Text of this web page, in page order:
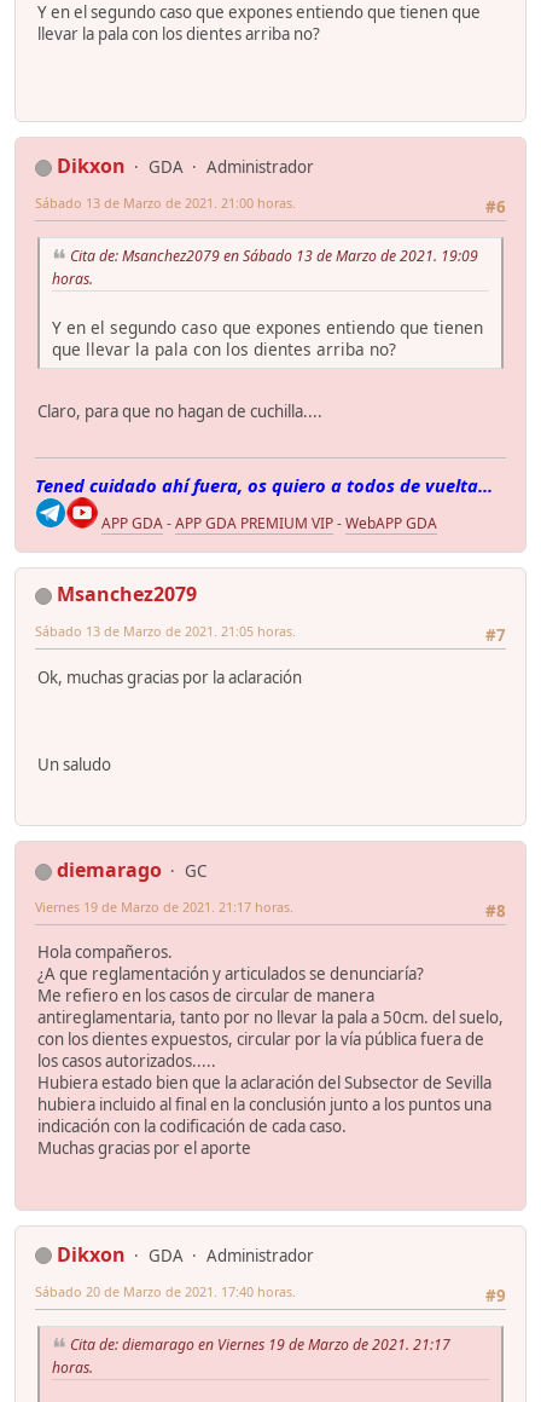
Y en el segundo caso que expones entiendo que tienen que
llevar la pala con los dientes arriba no?
Dikxon GDA
Administrador
#6
Sábado 13 de Marzo de 2021. 21:00 horas.
Cita de: Msanchez2079 en Sábado 13 de Marzo de 2021. 19:09
horas.
Y en el segundo caso que expones entiendo que tienen
que llevar la pala con los dientes arriba no?
Claro, para que no hagan de cuchilla....
Tened cuidado ahí fuera, os quiero a todos de vuelta...
APP GDA-APP GDA PREMIUM VIP-WebAPP GDA
Msanchez2079
#7
Sábado 13 de Marzo de 2021. 21:05 horas.
Ok, muchas gracias por la aclaración
Un saludo
diemarago
GC
#8
Viernes 19 de Marzo de 2021. 21:17 horas.
Hola compañeros.
¿A que reglamentación y articulados se denunciaría?
Me refiero en los casos de circular de manera
antireglamentaria, tanto por no llevar la pala a 50cm. del suelo,
con los dientes expuestos, circular por la vía pública fuera de
los casos autorizados.....
Hubiera estado bien que la aclaración del Subsector de Sevilla
hubiera incluido al final en la conclusión junto a los puntos una
indicación con la codificación de cada caso.
Muchas gracias por el aporte
Dikxon GDA
Administrador
#9
Sábado 20 de Marzo de 2021. 17:40 horas.
Cita de: diemarago en Viernes 19 de Marzo de 2021. 21:17
horas.